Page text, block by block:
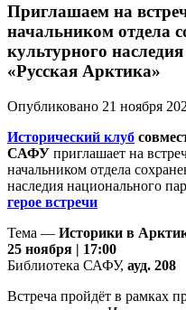
Приглашаем на
начальником отдела
культурного
«Русская Арктика»
Опубликовано 21 ноября
Исторический клуб
САФУ приглашает на
начальником отдела
наследия национального
герое встречи
Тема — Историки в
25 ноября | 17:00
Библиотека САФУ, ауд. 208
Встреча пройдёт в рамках